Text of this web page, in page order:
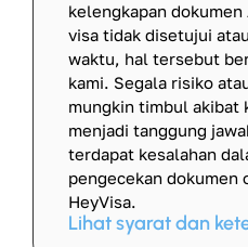
kelengkapan
visa tidak disetujui
waktu, hal tersebut
kami. Segala risiko
mungkin timbul akibat
menjadi tanggung
terdapat kesalahan
pengecekan
HeyVisa.
Lihat syarat dan